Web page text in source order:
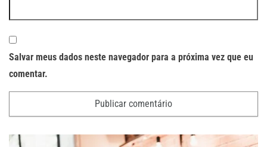
Salvar meus dados neste navegador para a próxima vez que eu
comentar.